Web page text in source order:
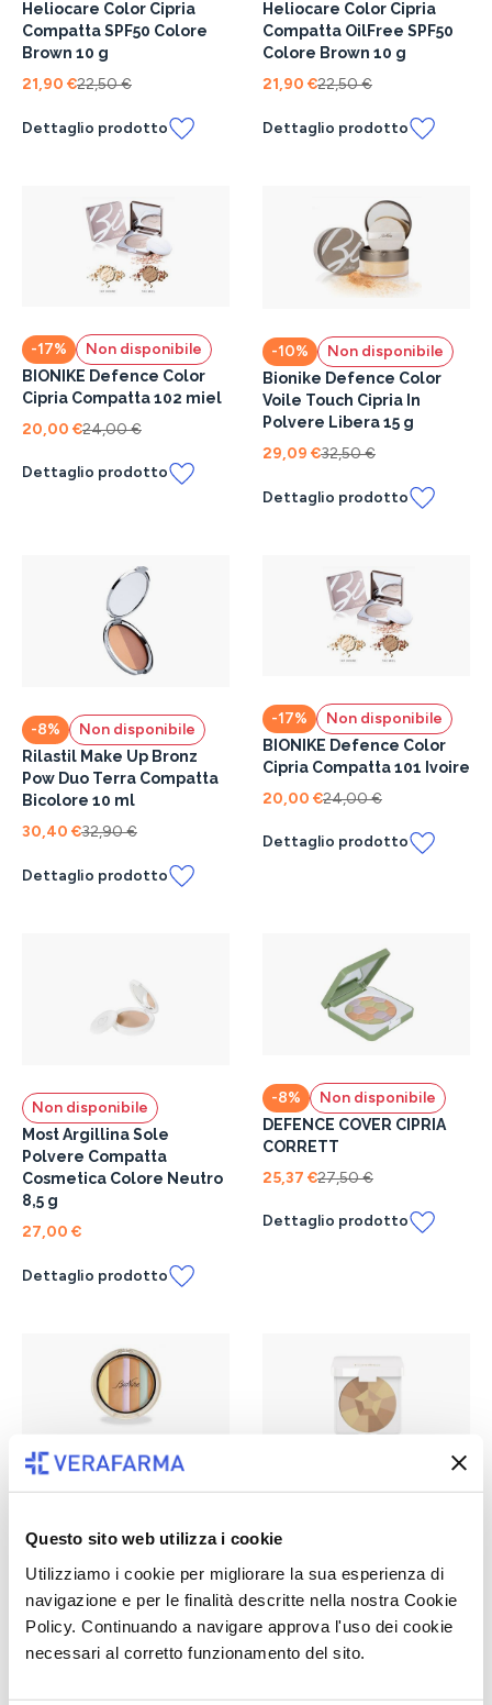
Questo sito web utilizza i cookie
Utilizziamo i cookie per migliorare la sua esperienza di
navigazione e per le finalità descritte nella nostra Cookie
Policy. Continuando a navigare approva l'uso dei cookie
necessari al corretto funzionamento del sito.
Heliocare Color Cipria
Compatta SPF50 Colore
Brown 10 g
21,90 €22,50 €
Dettaglio prodotto
Heliocare Color Cipria
Compatta OilFree SPF50
Colore Brown 10 g
21,90 €22,50 €
Dettaglio prodotto
-17% Non disponibile
BIONIKE Defence Color
Cipria Compatta 102 miel
20,00 €24,00 €
Dettaglio prodotto
-10% Non disponibile
Bionike Defence Color
Voile Touch Cipria In
Polvere Libera 15 g
29,09 €32,50 €
Dettaglio prodotto
-8% Non disponibile
Rilastil Make Up Bronz
Pow Duo Terra Compatta
Bicolore 10 ml
30,40 €32,90 €
Dettaglio prodotto
-17% Non disponibile
BIONIKE Defence Color
Cipria Compatta 101 Ivoire
20,00 €24,00 €
Dettaglio prodotto
Non disponibile
Most Argillina Sole
Polvere Compatta
Cosmetica Colore Neutro
8,5 g
27,00 €
Dettaglio prodotto
-8% Non disponibile
DEFENCE COVER CIPRIA
CORRETT
25,37 €27,50 €
Dettaglio prodotto
-20%
Cover Cipria Camouflage
Trousse 10 g
20,00 €25,00 €
Dettaglio prodotto
Euphidra Cipria Correttiva
Copertura
18,90 €
Dettaglio prodotto